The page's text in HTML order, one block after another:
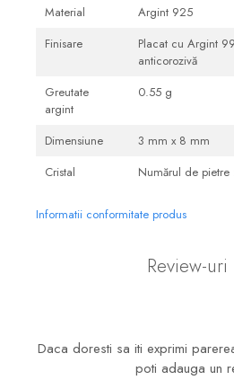
Material
Argint 925
Finisare
Placat cu Argint
anticorozivă
Greutate
argint
0.55 g
Dimensiune
3 mm x 8 mm
Cristal
Numărul de
Informatii conformitate produs
Review-uri
Daca doresti sa iti exprimi
poti adauga un